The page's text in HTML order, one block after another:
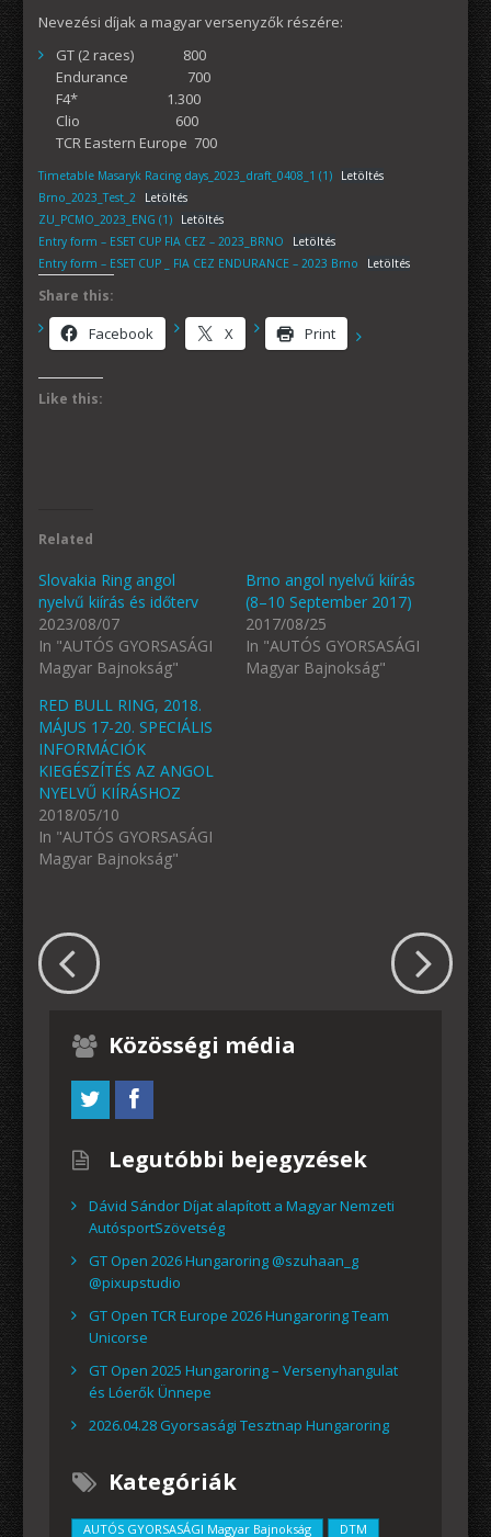
Nevezési díjak a magyar versenyzők részére:
GT (2 races) 800
Endurance 700
F4* 1.300
Clio 600
TCR Eastern Europe 700
Timetable Masaryk Racing days_2023_draft_0408_1 (1)
Letöltés
Brno_2023_Test_2
Letöltés
ZU_PCMO_2023_ENG (1)
Letöltés
Entry form – ESET CUP FIA CEZ – 2023_BRNO
Letöltés
Entry form – ESET CUP _ FIA CEZ ENDURANCE – 2023 Brno
Letöltés
Share this:
Facebook X Print
Like this:
Related
Slovakia Ring angol
nyelvű kiírás és időterv
2023/08/07
In "AUTÓS GYORSASÁGI
Magyar Bajnokság"
Brno angol nyelvű kiírás
(8–10 September 2017)
2017/08/25
In "AUTÓS GYORSASÁGI
Magyar Bajnokság"
RED BULL RING, 2018.
MÁJUS 17-20. SPECIÁLIS
INFORMÁCIÓK
KIEGÉSZÍTÉS AZ ANGOL
NYELVŰ KIÍRÁSHOZ
2018/05/10
In "AUTÓS GYORSASÁGI
Magyar Bajnokság"
Közösségi média
Legutóbbi bejegyzések
Dávid Sándor Díjat alapított a Magyar Nemzeti
AutósportSzövetség
GT Open 2026 Hungaroring @szuhaan_g
@pixupstudio
GT Open TCR Europe 2026 Hungaroring Team
Unicorse
GT Open 2025 Hungaroring – Versenyhangulat
és Lóerők Ünnepe
2026.04.28 Gyorsasági Tesztnap Hungaroring
Kategóriák
AUTÓS GYORSASÁGI Magyar Bajnokság DTM